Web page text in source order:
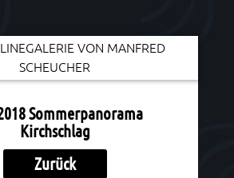
VON MANFRED
SCHEUCHER
Sommerpanorama
Kirchschlag
Zurück